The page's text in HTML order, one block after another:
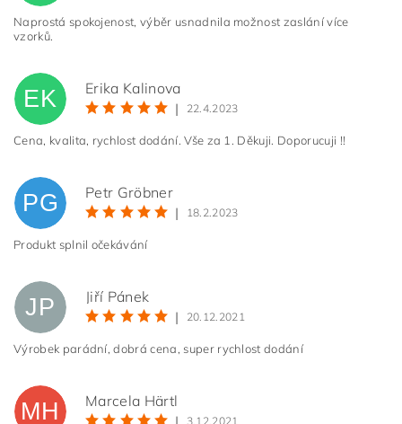
osobních údajů
Naprostá spokojenost, výběr usnadnila možnost zaslání více
vzorků.
EK
Erika Kalinova
|
22.4.2023
Cena, kvalita, rychlost dodání. Vše za 1. Děkuji. Doporucuji !!
PG
Petr Gröbner
|
18.2.2023
Produkt splnil očekávání
JP
Jiří Pánek
|
20.12.2021
Výrobek parádní, dobrá cena, super rychlost dodání
MH
Marcela Härtl
3.12.2021